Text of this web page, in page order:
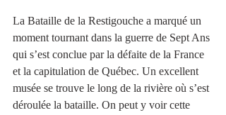
La Bataille de la Restigouche a marqué un
moment tournant dans la guerre de Sept Ans
qui s’est conclue par la défaite de la France
et la capitulation de Québec. Un excellent
musée se trouve le long de la rivière où s’est
déroulée la bataille. On peut y voir cette